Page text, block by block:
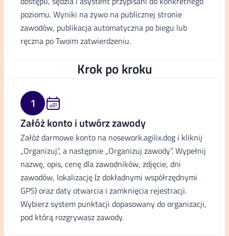
poziomu. Wyniki na żywo na publicznej stronie
zawodów, publikacja automatyczna po biegu lub
ręczna po Twoim zatwierdzeniu.
Krok po kroku
1
Załóż konto i utwórz zawody
Załóż darmowe konto na nosework.agilix.dog i kliknij
„Organizuj”, a następnie „Organizuj zawody”. Wypełnij
nazwę, opis, cenę dla zawodników, zdjęcie, dni
zawodów, lokalizację (z dokładnymi współrzędnymi
GPS) oraz daty otwarcia i zamknięcia rejestracji.
Wybierz system punktacji dopasowany do organizacji,
pod którą rozgrywasz zawody.